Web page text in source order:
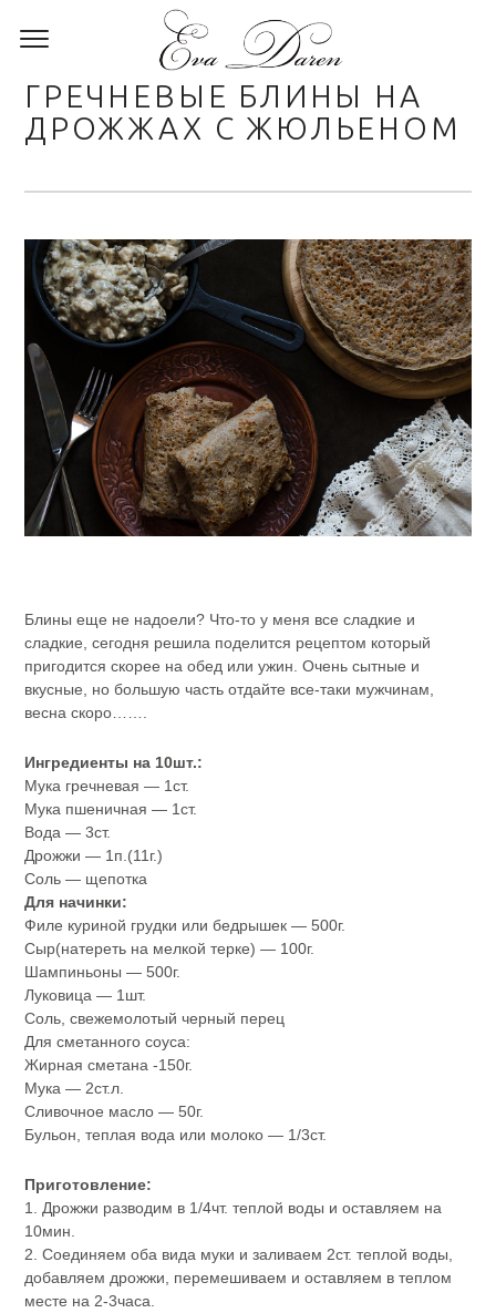
ГРЕЧНЕВЫЕ БЛИНЫ НА
ДРОЖЖАХ С ЖЮЛЬЕНОМ
Блины еще не надоели? Что-то у меня все сладкие и
сладкие, сегодня решила поделится рецептом который
пригодится скорее на обед или ужин. Очень сытные и
вкусные, но большую часть отдайте все-таки мужчинам,
весна скоро…….
Ингредиенты на 10шт.:
Мука гречневая — 1ст.
Мука пшеничная — 1ст.
Вода — 3ст.
Дрожжи — 1п.(11г.)
Соль — щепотка
Для начинки:
Филе куриной грудки или бедрышек — 500г.
Сыр(натереть на мелкой терке) — 100г.
Шампиньоны — 500г.
Луковица — 1шт.
Соль, свежемолотый черный перец
Для сметанного соуса:
Жирная сметана -150г.
Мука — 2ст.л.
Сливочное масло — 50г.
Бульон, теплая вода или молоко — 1/3ст.
Приготовление:
1. Дрожжи разводим в 1/4чт. теплой воды и оставляем на
10мин.
2. Соединяем оба вида муки и заливаем 2ст. теплой воды,
добавляем дрожжи, перемешиваем и оставляем в теплом
месте на 2-3часа.